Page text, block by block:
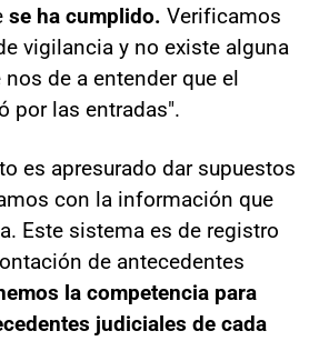
se ha cumplido. Verificamos
vigilancia y no existe alguna
de a entender que el
por las entradas".
es apresurado dar supuestos
con la información que
Este sistema es de registro
de antecedentes
la competencia para
judiciales de cada